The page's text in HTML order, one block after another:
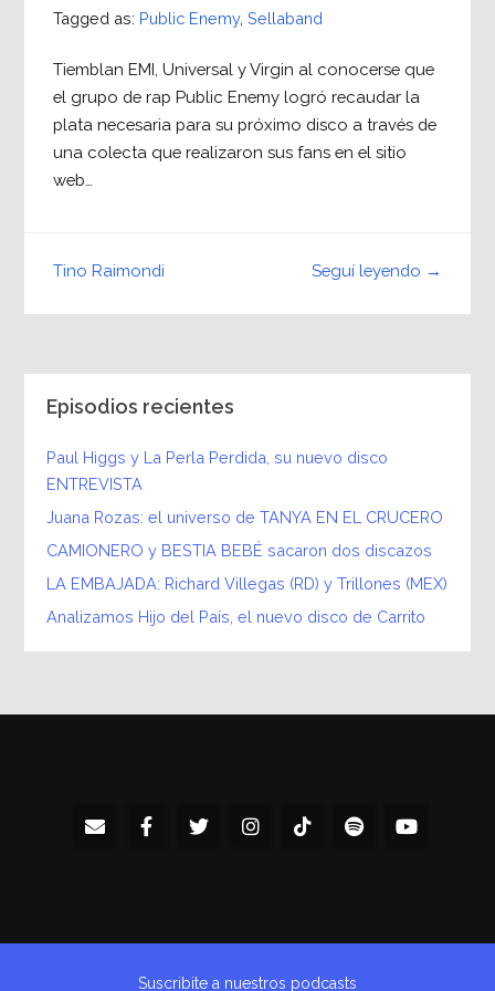
Tagged as: Public Enemy, Sellaband
Tiemblan EMI, Universal y Virgin al conocerse que
el grupo de rap Public Enemy logró recaudar la
plata necesaria para su próximo disco a través de
una colecta que realizaron sus fans en el sitio
web…
Seguí leyendo →
Tino Raimondi
Episodios recientes
Paul Higgs y La Perla Perdida, su nuevo disco
ENTREVISTA
Juana Rozas: el universo de TANYA EN EL CRUCERO
CAMIONERO y BESTIA BEBÉ sacaron dos discazos
LA EMBAJADA: Richard Villegas (RD) y Trillones (MEX)
Analizamos Hijo del País, el nuevo disco de Carrito
Suscribite a nuestros podcasts